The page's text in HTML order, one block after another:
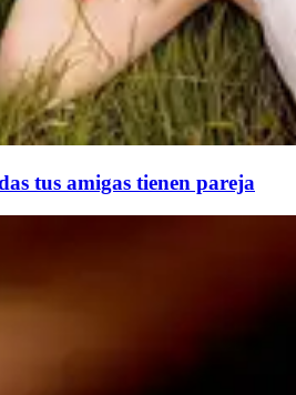
tus amigas tienen pareja